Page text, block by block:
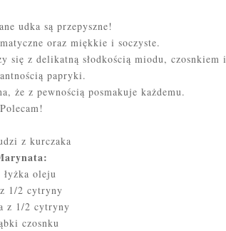
udka są przepyszne!
oraz miękkie i soczyste.
się z delikatną słodkością miodu, czosnkiem i
papryki.
że z pewnością posmakuje każdemu.
Polecam!
z kurczaka
łyżka oleju
1/2 cytryny
z 1/2 cytryny
czosnku